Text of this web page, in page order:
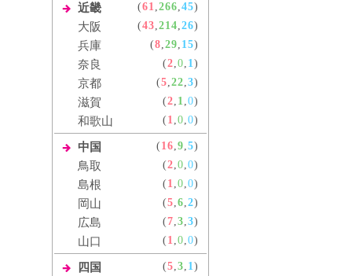
近畿 (61,266,45)
大阪 (43,214,26)
兵庫 (8,29, 15)
奈良 (2,0, 1)
京都 (5,22,3)
滋賀 (2, 1,0)
和歌山 ( 1,0,0)
中国 ( 16,9,5)
鳥取 (2,0,0)
島根 ( 1,0,0)
岡山 (5,6,2)
広島 (7,3,3)
山口 ( 1,0,0)
四国 (5,3, 1)